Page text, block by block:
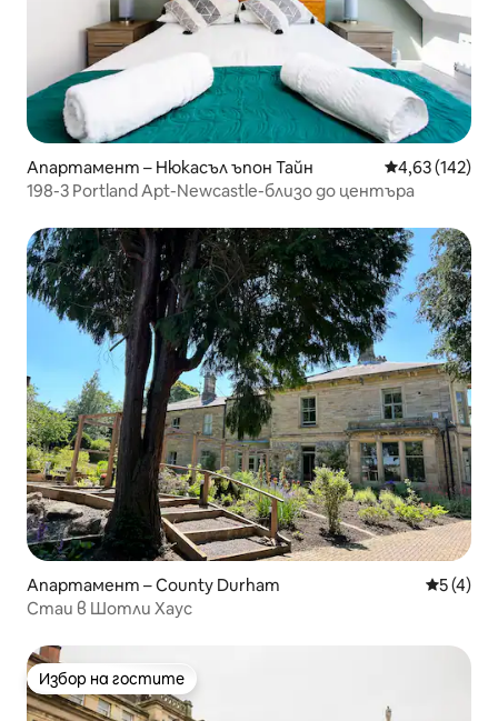
Апартамент – Нюкасъл ъпон Тайн Средна
4,63 (142)
198-3 Portland Apt-Newcastle-близо до центъра
Апартамент – County Durham Средна
5 (4)
Стаи в Шотли Хаус
Избор на гостите
Избор на гостите